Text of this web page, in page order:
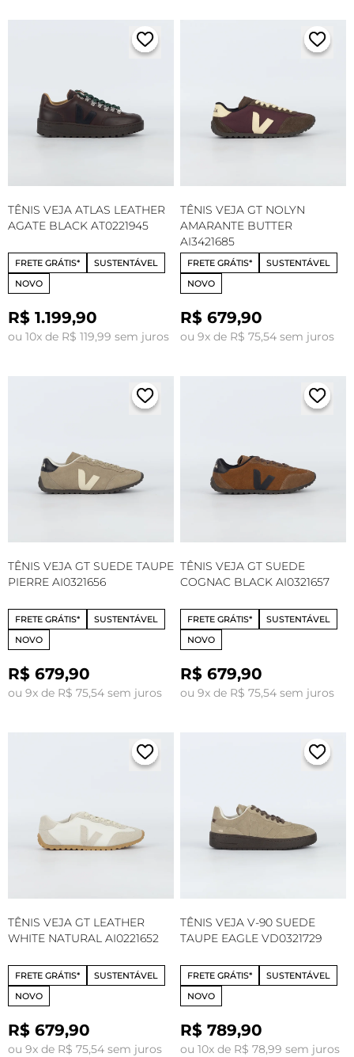
TÊNIS VEJA ATLAS LEATHER
AGATE BLACK AT0221945
FRETE GRÁTIS*
SUSTENTÁVEL
NOVO
R$ 1.199,90
ou 10x de R$ 119,99 sem juros
TÊNIS VEJA GT NOLYN
AMARANTE BUTTER
AI3421685
FRETE GRÁTIS*
SUSTENTÁVEL
NOVO
R$ 679,90
ou 9x de R$ 75,54 sem juros
TÊNIS VEJA GT SUEDE TAUPE
PIERRE AI0321656
FRETE GRÁTIS*
SUSTENTÁVEL
NOVO
R$ 679,90
ou 9x de R$ 75,54 sem juros
TÊNIS VEJA GT SUEDE
COGNAC BLACK AI0321657
FRETE GRÁTIS*
SUSTENTÁVEL
NOVO
R$ 679,90
ou 9x de R$ 75,54 sem juros
TÊNIS VEJA GT LEATHER
WHITE NATURAL AI0221652
FRETE GRÁTIS*
SUSTENTÁVEL
NOVO
R$ 679,90
ou 9x de R$ 75,54 sem juros
TÊNIS VEJA V-90 SUEDE
TAUPE EAGLE VD0321729
FRETE GRÁTIS*
SUSTENTÁVEL
NOVO
R$ 789,90
ou 10x de R$ 78,99 sem juros